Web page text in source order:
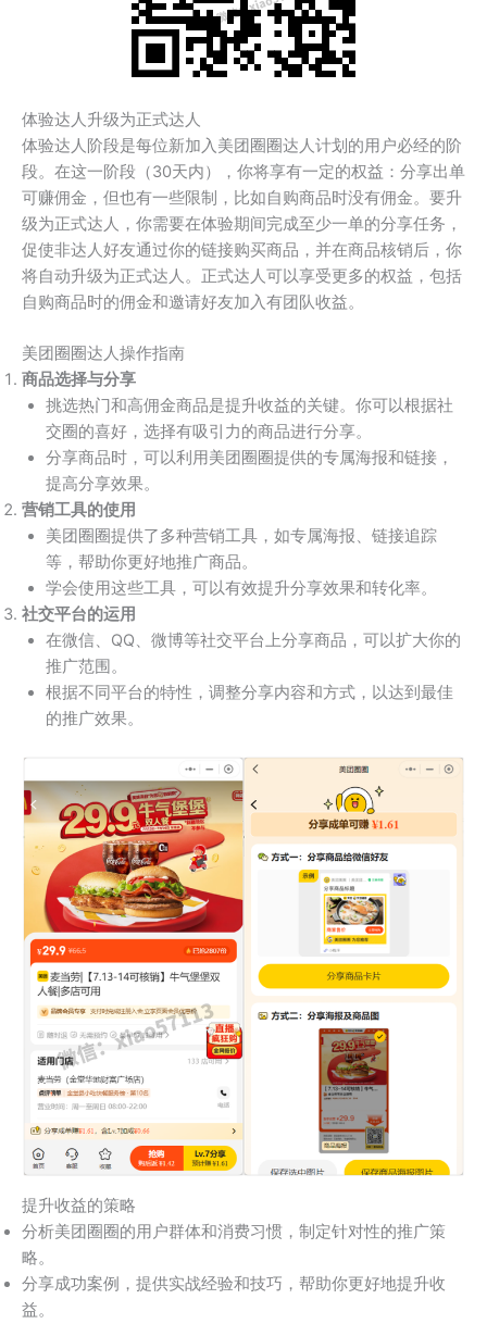
体验达人升级为正式达人
体验达人阶段是每位新加入美团圈圈达人计划的用户必经的阶
段。在这一阶段（30天内），你将享有一定的权益：分享出单
可赚佣金，但也有一些限制，比如自购商品时没有佣金。要升
级为正式达人，你需要在体验期间完成至少一单的分享任务，
促使非达人好友通过你的链接购买商品，并在商品核销后，你
将自动升级为正式达人。正式达人可以享受更多的权益，包括
自购商品时的佣金和邀请好友加入有团队收益。
美团圈圈达人操作指南
商品选择与分享
挑选热门和高佣金商品是提升收益的关键。你可以根据社
交圈的喜好，选择有吸引力的商品进行分享。
分享商品时，可以利用美团圈圈提供的专属海报和链接，
提高分享效果。
营销工具的使用
美团圈圈提供了多种营销工具，如专属海报、链接追踪
等，帮助你更好地推广商品。
学会使用这些工具，可以有效提升分享效果和转化率。
社交平台的运用
在微信、QQ、微博等社交平台上分享商品，可以扩大你的
推广范围。
根据不同平台的特性，调整分享内容和方式，以达到最佳
的推广效果。
提升收益的策略
分析美团圈圈的用户群体和消费习惯，制定针对性的推广策
略。
分享成功案例，提供实战经验和技巧，帮助你更好地提升收
益。